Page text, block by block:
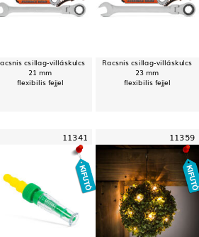
csillag-villáskulcs
21 mm
flexibilis fejjel
Racsnis csillag-villáskulcs
23 mm
flexibilis fejjel
11341 11359